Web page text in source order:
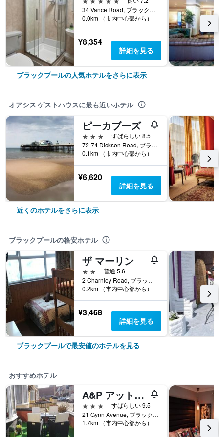
34 Vance Road, ブラックプール, イギリス
0.0km （市内中心部から）
¥8,354
詳細を見る
ブラックプールの人気ホテルをさらに表示
オアシス ゲストハウスに最も近いホテル
ピーカブーズ
3つ星
すばらしい 8.5
72-74 Dickson Road, ブラックプール, イギリス
0.1km （市内中心部から）
¥6,620
詳細を見る
近くのホテルをさらに表示
ブラックプールの格安ホテル
ザ マーリン
2つ星
普通 5.6
2 Charnley Road, ブラックプール, イギリス
0.2km （市内中心部から）
¥3,468
詳細を見る
ブラックプールで最安値のホテルを見る
おすすめホテル
A&P アット ザ シェロン ハウス
3つ星
すばらしい 9.5
21 Gynn Avenue, ブラックプール, イギリス
1.7km （市内中心部から）